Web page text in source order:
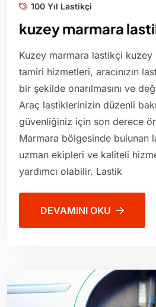
100 Yıl Lastikçi
kuzey marmara
Kuzey marmara lastikçi
tamiri hizmetleri, aracınızın
bir şekilde onarılmasını ve
Araç lastiklerinizin düzenli
güvenliğiniz için son derece
Marmara bölgesinde bulunan
uzman ekipleri ve kaliteli
yardımcı olabilir. Lastik
DEVAMINI OKU